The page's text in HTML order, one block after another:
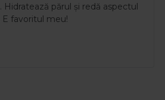
Hidratează părul și redă aspectul
E favoritul meu!